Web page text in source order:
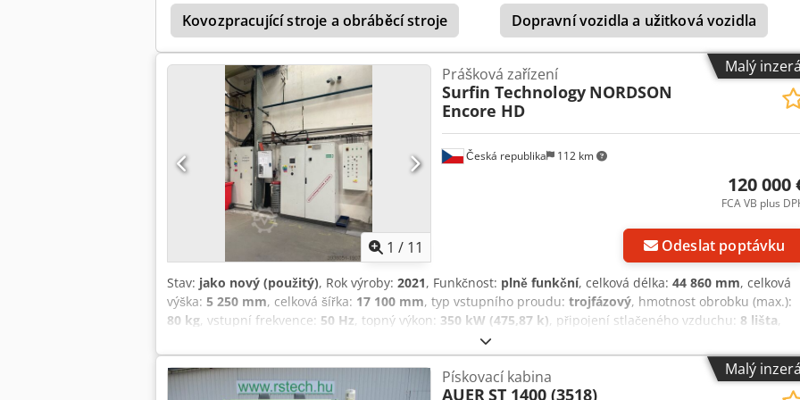
Přípravna barvy včetně membránového čerpadla 01D140. Aplikační elektrostatická pistole. Plynový ohřev
340kW. Crodpfowmm U Usx Ak Aef
Kovozpracující stroje a obráběcí stroje
Dopravní vozidla a užitková vozidla
Malý
1 / 11
Česká republika 112 km
Prášková zařízení
Surfin Technology NORDSON
Encore HD
120 000
FCA VB plus
Odeslat poptávku
Stav: jako nový (použitý), Rok výroby: 2021, Funkčnost: plně funkční, celková délka: 44 860 mm, celková
výška: 5 250 mm, celková šířka: 17 100 mm, typ vstupního proudu: trojfázový, hmotnost obrobku (max.):
80 kg, vstupní frekvence: 50 Hz, topný výkon: 350 kW (475,87 k), připojení stlačeného vzduchu: 8 lišta,
, délka obrobku (max.):
palivo:domácí plyn H, izolační materiál:PUR, tloušťka izolace:80 mm, max. šířka obrobku:800 mm,
Vybavení:kabina, osvětlení
, K prodeji aplikační část práškové lakovny z roku 2021. Aplikační technika
NORDSON ENCORE HD, nabíjecí kaskády s napětím až 100 kV, řídící systém POWDER PILOT, podávací
Malý
Pískovací kabina
AUER ST 1400 (3518)